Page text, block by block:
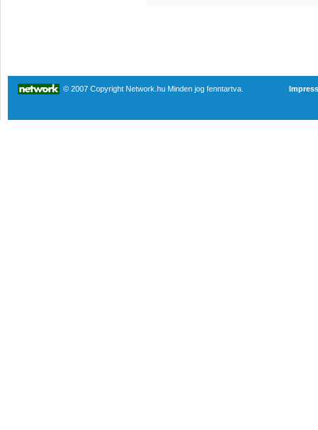
© 2007 Copyright Network.hu Minden jog fenntartva.